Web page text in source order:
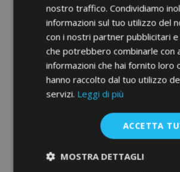
Coprisedili universali in tessuto
nero-rosso adatti per VOLVO
Aggiungi Al Carrello
nostro traffico. Condividiamo
informazioni sul tuo utilizzo del
con i nostri partner pubblicitari e
che potrebbero combinarle con
informazioni che hai fornito loro
hanno raccolto dal tuo utilizzo
servizi. Leggi di più
ACCETTA
MOSTRA DETTAGLI